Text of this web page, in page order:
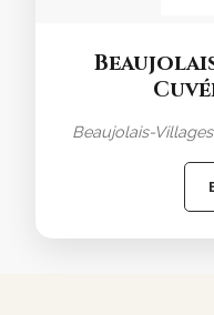
Beaujolais-